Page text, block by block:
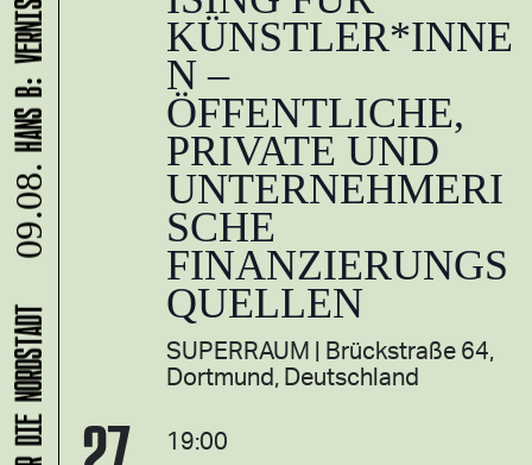
KÜNSTLER*INNE
N –
ÖFFENTLICHE,
PRIVATE UND
UNTERNEHMERI
SCHE
FINANZIERUNGS
QUELLEN
SUPERRAUM Brückstraße 64,
Dortmund, Deutschland
19:00
09.08.